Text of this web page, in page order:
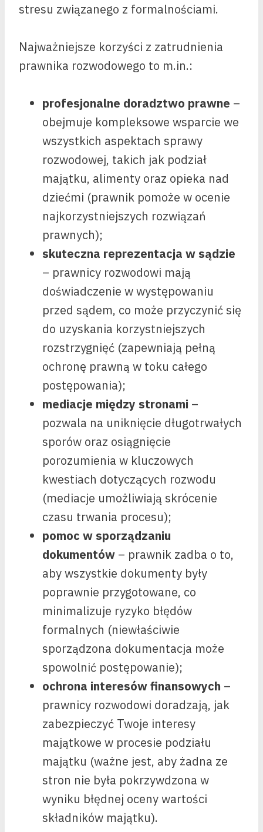
stresu związanego z formalnościami.
Najważniejsze korzyści z zatrudnienia
prawnika rozwodowego to m.in.:
profesjonalne doradztwo prawne –
obejmuje kompleksowe wsparcie we
wszystkich aspektach sprawy
rozwodowej, takich jak podział
majątku, alimenty oraz opieka nad
dziećmi (prawnik pomoże w ocenie
najkorzystniejszych rozwiązań
prawnych);
skuteczna reprezentacja w sądzie
– prawnicy rozwodowi mają
doświadczenie w występowaniu
przed sądem, co może przyczynić się
do uzyskania korzystniejszych
rozstrzygnięć (zapewniają pełną
ochronę prawną w toku całego
postępowania);
mediacje między stronami –
pozwala na uniknięcie długotrwałych
sporów oraz osiągnięcie
porozumienia w kluczowych
kwestiach dotyczących rozwodu
(mediacje umożliwiają skrócenie
czasu trwania procesu);
pomoc w sporządzaniu
dokumentów – prawnik zadba o to,
aby wszystkie dokumenty były
poprawnie przygotowane, co
minimalizuje ryzyko błędów
formalnych (niewłaściwie
sporządzona dokumentacja może
spowolnić postępowanie);
ochrona interesów finansowych –
prawnicy rozwodowi doradzają, jak
zabezpieczyć Twoje interesy
majątkowe w procesie podziału
majątku (ważne jest, aby żadna ze
stron nie była pokrzywdzona w
wyniku błędnej oceny wartości
składników majątku).